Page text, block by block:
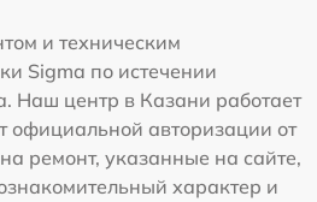
и техническим
Sigma по истечении
Наш центр в Казани работает
официальной авторизации от
ремонт, указанные на сайте,
характер и